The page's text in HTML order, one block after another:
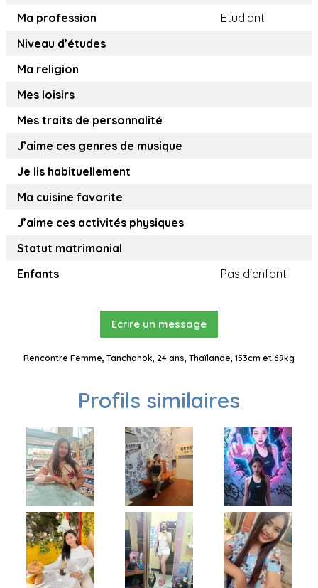
Ma profession
Etudiant
Niveau d’études
Ma religion
Mes loisirs
Mes traits de personnalité
J’aime ces genres de musique
Je lis habituellement
Ma cuisine favorite
J’aime ces activités physiques
Statut matrimonial
Enfants
Pas d'enfant
Ecrire un message
Rencontre Femme, Tanchanok, 24 ans, Thaïlande, 153cm et 69kg
Profils similaires